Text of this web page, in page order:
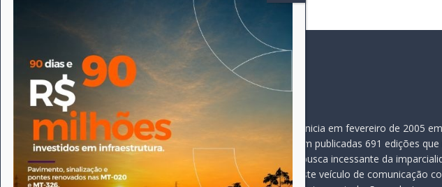
SIGA-NOS
Expediente
SOBRE
A história do Pioneiro inicia em fevereiro de 2005
Durante 15 anos, foram publicadas 691 edições
pautado sempre pela busca incessante da
comprometimento deste veículo de comunicação